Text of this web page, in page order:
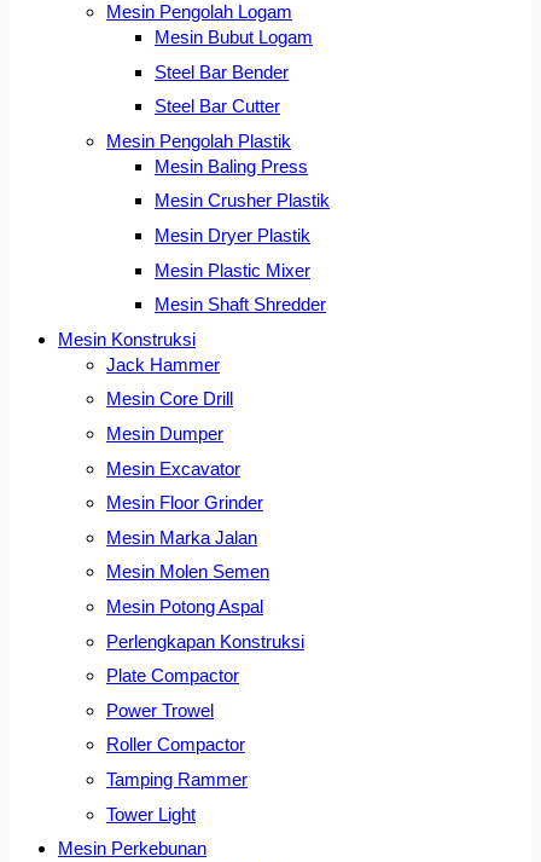
Mesin Pengolah Logam
Mesin Bubut Logam
Steel Bar Bender
Steel Bar Cutter
Mesin Pengolah Plastik
Mesin Baling Press
Mesin Crusher Plastik
Mesin Dryer Plastik
Mesin Plastic Mixer
Mesin Shaft Shredder
Mesin Konstruksi
Jack Hammer
Mesin Core Drill
Mesin Dumper
Mesin Excavator
Mesin Floor Grinder
Mesin Marka Jalan
Mesin Molen Semen
Mesin Potong Aspal
Perlengkapan Konstruksi
Plate Compactor
Power Trowel
Roller Compactor
Tamping Rammer
Tower Light
Mesin Perkebunan